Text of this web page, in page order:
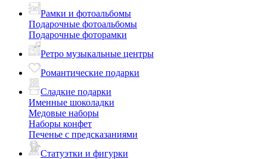
Рамки и фотоальбомы
Подарочные фотоальбомы
Подарочные фоторамки
Ретро музыкальные центры
Романтические подарки
Сладкие подарки
Именные шоколадки
Медовые наборы
Наборы конфет
Печенье с предсказаниями
Статуэтки и фигурки